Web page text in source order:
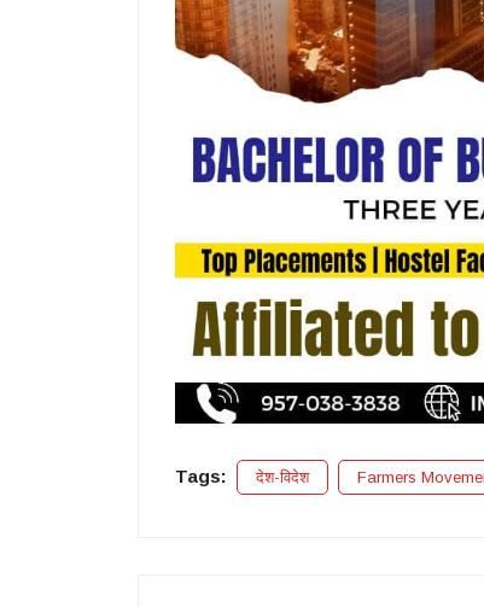
Tags: देश-विदेश Farmers